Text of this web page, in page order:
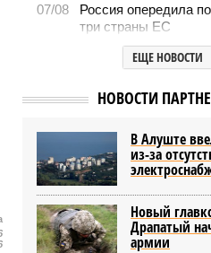
07/08
Россия опередила
три страны ЕС
Александр
белорусов скупать
07/08
Девушка объяснила
Сергей Миронов
увеличение пенсий
потерявшим
07/08
Финляндия захотела
приграничные болота
России
ЕЩЕ НОВОСТИ
НОВОСТИ
В Алуште
из-за
Новый
Драпатый
армии